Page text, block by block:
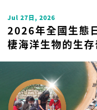
Jul 27日, 2026
2026年全國生態
棲海洋生物的生